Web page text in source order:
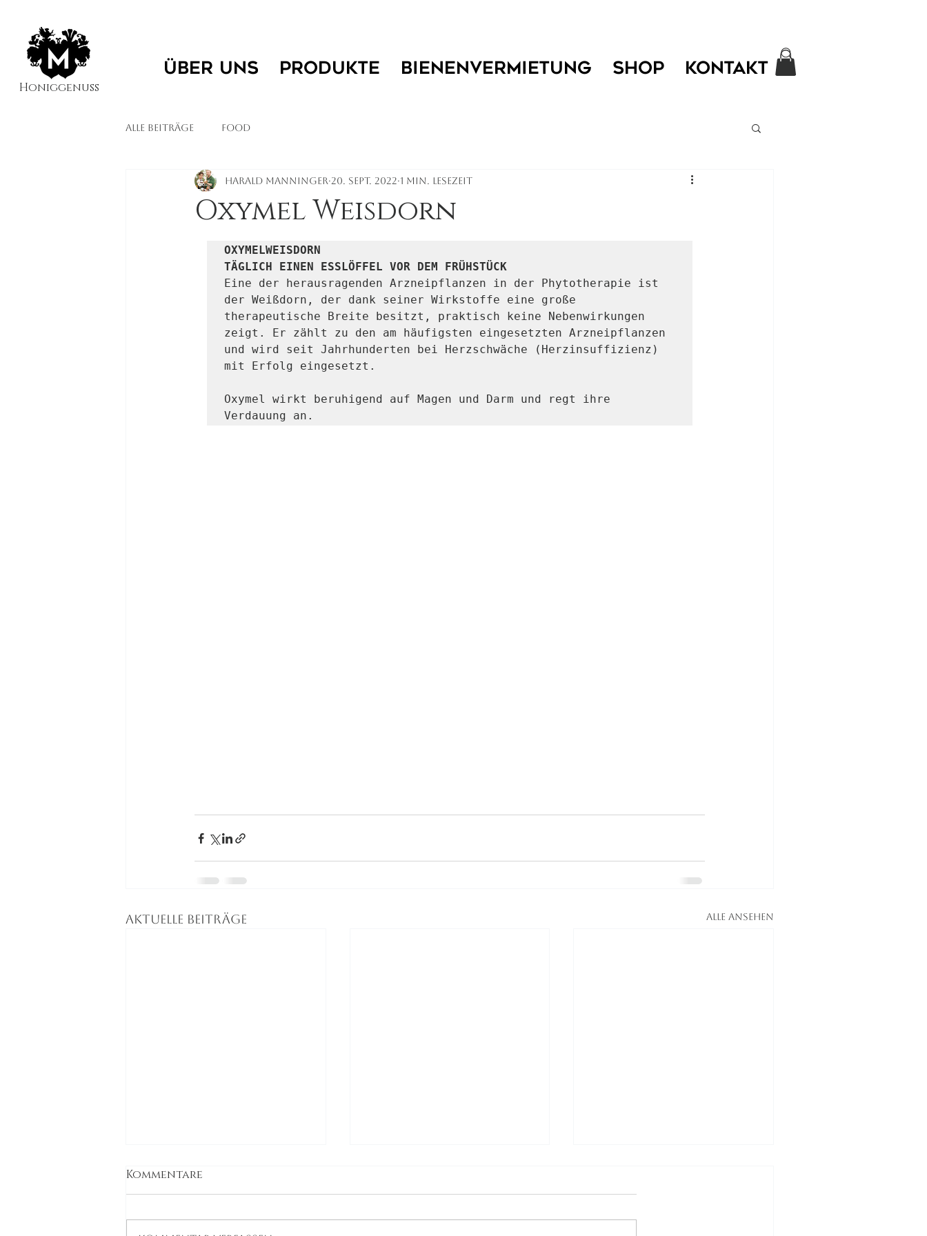
Honiggenuss
ÜBER UNS PRODUKTE BIENENVERMIETUNG SHOP KONTAKT
Alle Beiträge food
Oxymel Weisdorn
Harald Manninger 20. Sept. 2022 1 Min. Lesezeit
OXYMELWEISDORN
TÄGLICH EINEN ESSLÖFFEL VOR DEM FRÜHSTÜCK
Eine der herausragenden Arzneipflanzen in der Phytotherapie ist
der Weißdorn, der dank seiner Wirkstoffe eine große
therapeutische Breite besitzt, praktisch keine Nebenwirkungen
zeigt. Er zählt zu den am häufigsten eingesetzten Arzneipflanzen
und wird seit Jahrhunderten bei Herzschwäche (Herzinsuffizienz)
mit Erfolg eingesetzt.
Oxymel wirkt beruhigend auf Magen und Darm und regt ihre
Verdauung an.
Aktuelle Beiträge Alle ansehen
Kommentare